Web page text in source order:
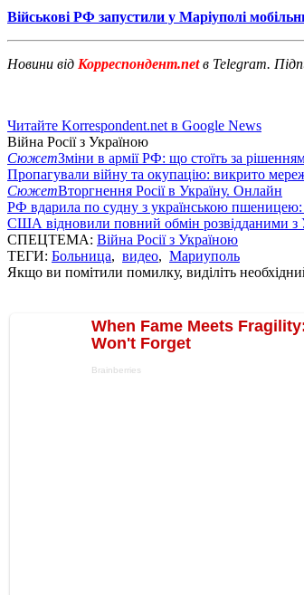
Військові РФ запустили у Маріуполі
Новини від Корреспондент.netв Telegram.
Читайте Korrespondent.net в Google News
Війна Росії з Україною
СюжетЗміни в армії РФ: що стоїть за
Пропагували війну та окупацію: викрито
СюжетВторгнення Росії в Україну. Онлайн
РФ вдарила по судну з українською пшеницею:
США відновили повний обмін розвідданими з
СПЕЦТЕМА: Війна Росії з Україною
ТЕГИ: Больница, видео, Мариуполь
Якщо ви помітили помилку, виділіть